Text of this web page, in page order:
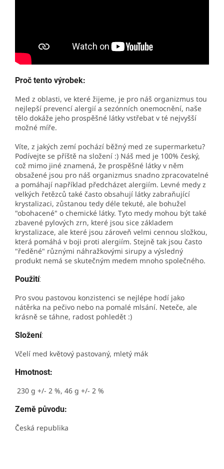
Proč tento výrobek:
Med z oblasti, ve které žijeme, je pro náš organizmus tou
nejlepší prevencí alergií a sezónních onemocnění, naše
tělo dokáže jeho prospěšné látky vstřebat v té nejvyšší
možné míře.
Víte, z jakých zemí pochází běžný med ze supermarketu?
Podívejte se příště na složení :) Náš med je 100% český,
což mimo jiné znamená, že prospěšné látky v něm
obsažené jsou pro náš organizmus snadno zpracovatelné
a pomáhají například předcházet alergiím. Levné medy z
velkých řetězců také často obsahují látky zabraňující
krystalizaci, zůstanou tedy déle tekuté, ale bohužel
"obohacené" o chemické látky. Tyto medy mohou být také
zbavené pylových zrn, které jsou sice základem
krystalizace, ale které jsou zároveň velmi cennou složkou,
která pomáhá v boji proti alergiím. Stejně tak jsou často
"ředěné" různými náhražkovými sirupy a výsledný
produkt nemá se skutečným medem mnoho společného.
Použití:
Pro svou pastovou konzistenci se nejlépe hodí jako
nátěrka na pečivo nebo na pomalé mlsání. Neteče, ale
krásně se táhne, radost pohledět :)
Složení:
Včelí med květový pastovaný, mletý mák
Hmotnost:
230 g +/- 2 %, 46 g +/- 2 %
Země původu:
Česká republika